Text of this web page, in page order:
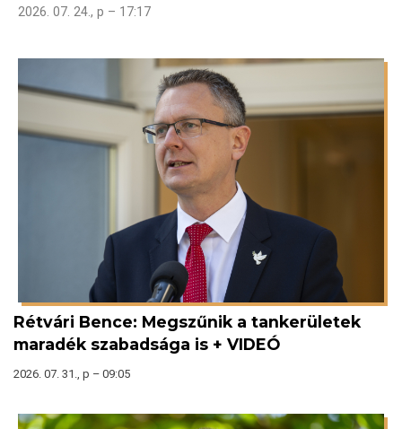
2026. 07. 24., p – 17:17
Rétvári Bence: Megszűnik a tankerületek
maradék szabadsága is + VIDEÓ
2026. 07. 31., p – 09:05